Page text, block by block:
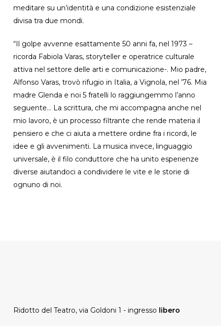
meditare su un’identità e una condizione esistenziale
divisa tra due mondi.
“Il golpe avvenne esattamente 50 anni fa, nel 1973 –
ricorda Fabiola Varas, storyteller e operatrice culturale
attiva nel settore delle arti e comunicazione-. Mio padre,
Alfonso Varas, trovò rifugio in Italia, a Vignola, nel ’76. Mia
madre Glenda e noi 5 fratelli lo raggiungemmo l’anno
seguente… La scrittura, che mi accompagna anche nel
mio lavoro, è un processo filtrante che rende materia il
pensiero e che ci aiuta a mettere ordine fra i ricordi, le
idee e gli avvenimenti. La musica invece, linguaggio
universale, è il filo conduttore che ha unito esperienze
diverse aiutandoci a condividere le vite e le storie di
ognuno di noi.
Ridotto del Teatro, via Goldoni 1 - ingresso libero